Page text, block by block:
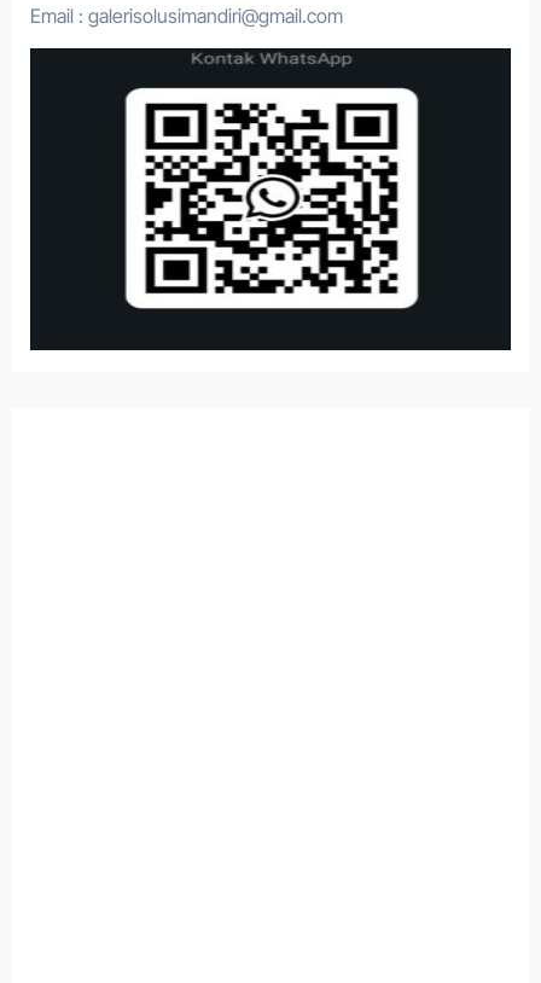
Email : galerisolusimandiri@gmail.com